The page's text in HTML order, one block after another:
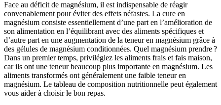
Face au déficit de magnésium, il est indispensable de réagir
convenablement pour éviter des effets néfastes. La cure en
magnésium consiste essentiellement d’une part en l’amélioration de
son alimentation en l’équilibrant avec des aliments spécifiques et
d’autre part en une augmentation de la teneur en magnésium grâce à
des gélules de magnésium conditionnées. Quel magnésium prendre ?
Dans un premier temps, privilégiez les aliments frais et fais maison,
car ils ont une teneur beaucoup plus importante en magnésium. Les
aliments transformés ont généralement une faible teneur en
magnésium. Le tableau de composition nutritionnelle peut également
vous aider à choisir le bon repas.